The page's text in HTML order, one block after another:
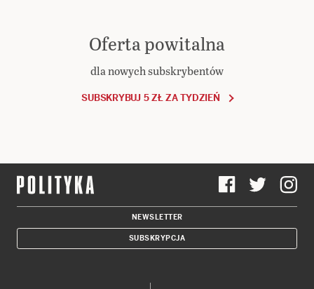
Oferta powitalna
dla nowych subskrybentów
SUBSKRYBUJ 5 ZŁ ZA TYDZIEŃ
NEWSLETTER
SUBSKRYPCJA